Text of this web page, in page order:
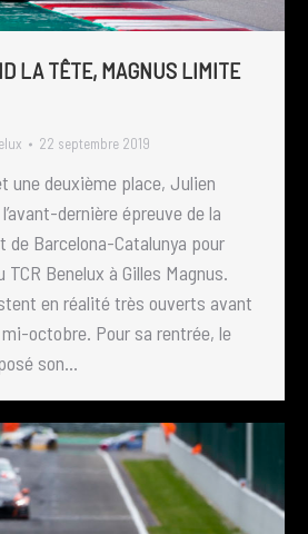
LA TÊTE, MAGNUS LIMITE
22 septembre 2019
une deuxième place, Julien
dernière épreuve de la
de Barcelona-Catalunya pour
Benelux à Gilles Magnus.
en réalité très ouverts avant
octobre. Pour sa rentrée, le
son…